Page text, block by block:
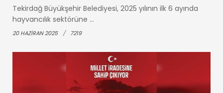
Tekirdağ Büyükşehir Belediyesi, 2025 yılının ilk 6 ayında
hayvancılık sektörüne ...
20 HAZIRAN 2025 7219